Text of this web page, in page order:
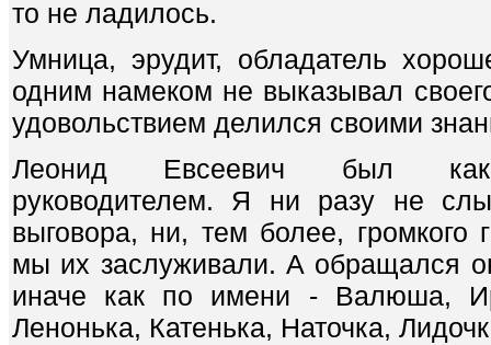
то не ладилось.
Умница, эрудит, обладатель
одним намеком не выказывал
удовольствием делился своими
Леонид Евсеевич был
руководителем. Я ни разу не
выговора, ни, тем более, громкого
мы их заслуживали. А обращался
иначе как по имени - Валюша,
Ленонька, Катенька, Наточка,